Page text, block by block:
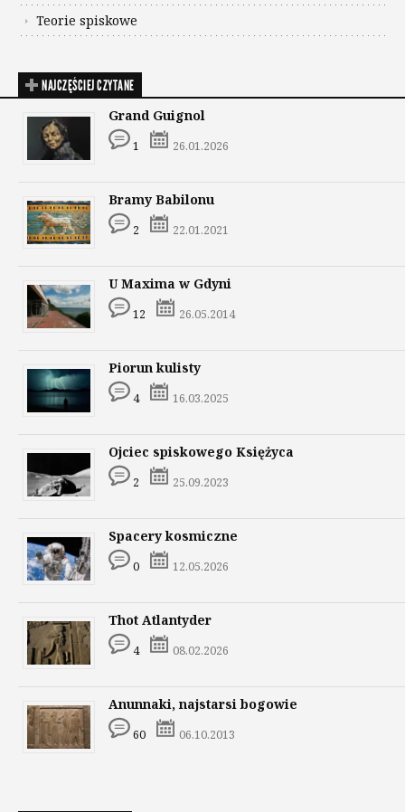
Teorie spiskowe
NAJCZĘŚCIEJ CZYTANE
Grand Guignol
1 26.01.2026
Bramy Babilonu
2 22.01.2021
U Maxima w Gdyni
12 26.05.2014
Piorun kulisty
4 16.03.2025
Ojciec spiskowego Księżyca
2 25.09.2023
Spacery kosmiczne
0 12.05.2026
Thot Atlantyder
4 08.02.2026
Anunnaki, najstarsi bogowie
60 06.10.2013